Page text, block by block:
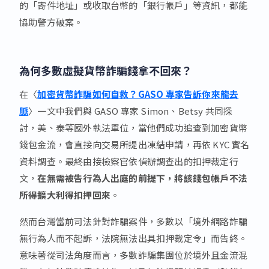
的「寄件地址」或收取台幣的「銀行帳戶」等資訊，都能
協助警方破案。
為何多數虛擬貨幣詐騙錢拿不回來？
在〈加密貨幣詐騙如何自救？GASO 專家告訴你來龍去
脈〉一文中我們與 GASO 專家 Simon、Betsy 共同探
討，美、泰等國外執法單位，當他們成功追查到加密貨幣
錢包金流，會直接向交易所提出凍結申請，再依 KYC 實名
資料調查。最終由接檢察官依偵辦調查出的扣押裁定行
文，在無需被告行為人出庭的前提下，將該錢包帳戶不法
所得擴大利得扣押回來 。
然而台灣當前司法針對詐騙案件，多數以「境外網路詐騙
無行為人而不起訴，法院無法出具扣押裁定令」而告終。
意味著從司法角度而言，多數詐騙集團位於境外且金流混